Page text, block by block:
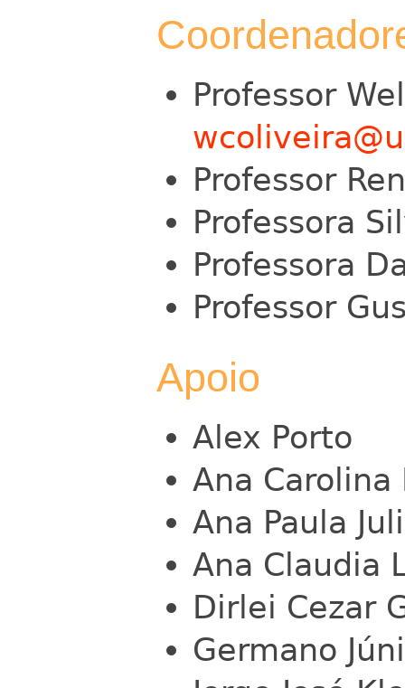
Professor
Professor
Professora
Professora
Professor
Apoio
Alex Porto
Ana Carolina
Ana Paula
Ana Claudia
Dirlei Cezar
Germano